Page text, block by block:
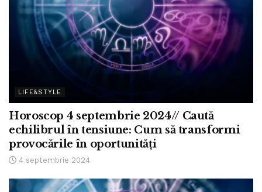
LIFE&STYLE
Horoscop 4 septembrie 2024// Caută
echilibrul în tensiune: Cum să transformi
provocările în oportunități
4 septembrie 2024